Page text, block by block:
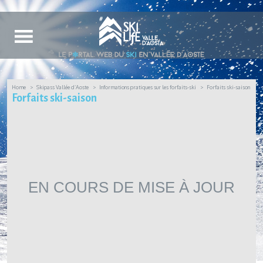
Home Skipass Vallée d’Aoste Informations pratiques sur les forfaits-ski Forfaits ski-saison
Forfaits ski-saison
EN COURS DE MISE À JOUR